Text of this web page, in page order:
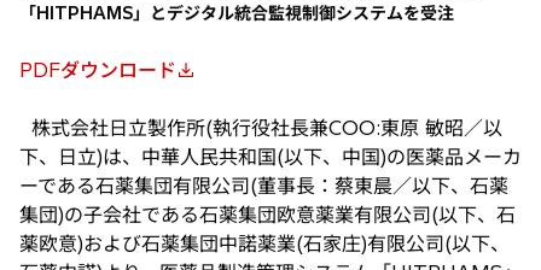
「HITPHAMS」とデジタル統合監視制御システムを受注
PDFダウンロード
新
い
タ
で
開
株式会社日立製作所(執行役社長兼COO:東原 敏昭／以
下、日立)は、中華人民共和国(以下、中国)の医薬品メーカ
ーである石薬集団有限公司(董事長：蔡東晨／以下、石薬
集団)の子会社である石薬集団欧意薬業有限公司(以下、石
薬欧意)および石薬集団中諾薬業(石家庄)有限公司(以下、